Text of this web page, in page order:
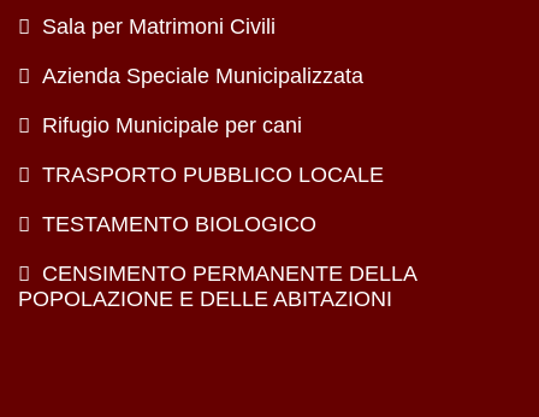
Sala per Matrimoni Civili
Azienda Speciale Municipalizzata
Rifugio Municipale per cani
TRASPORTO PUBBLICO LOCALE
TESTAMENTO BIOLOGICO
CENSIMENTO PERMANENTE DELLA
POPOLAZIONE E DELLE ABITAZIONI